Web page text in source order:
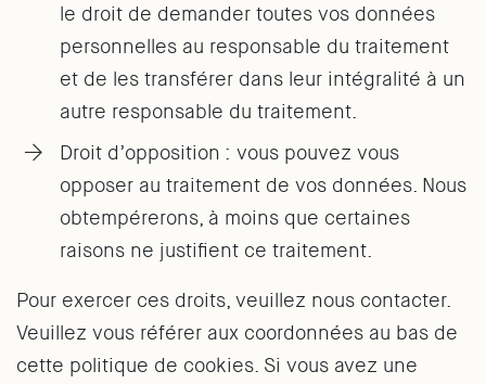
le droit de demander toutes vos données
personnelles au responsable du traitement
et de les transférer dans leur intégralité à un
autre responsable du traitement.
Droit d’opposition : vous pouvez vous
opposer au traitement de vos données. Nous
obtempérerons, à moins que certaines
raisons ne justifient ce traitement.
Pour exercer ces droits, veuillez nous contacter.
Veuillez vous référer aux coordonnées au bas de
cette politique de cookies. Si vous avez une